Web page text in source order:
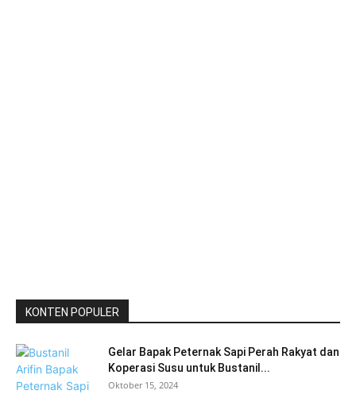
KONTEN POPULER
Gelar Bapak Peternak Sapi Perah Rakyat dan
Koperasi Susu untuk Bustanil...
Oktober 15, 2024